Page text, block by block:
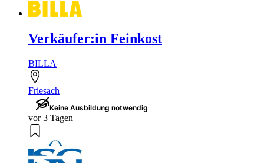
Verkäufer:in Feinkost
BILLA
Friesach
Keine Ausbildung notwendig
vor 3 Tagen